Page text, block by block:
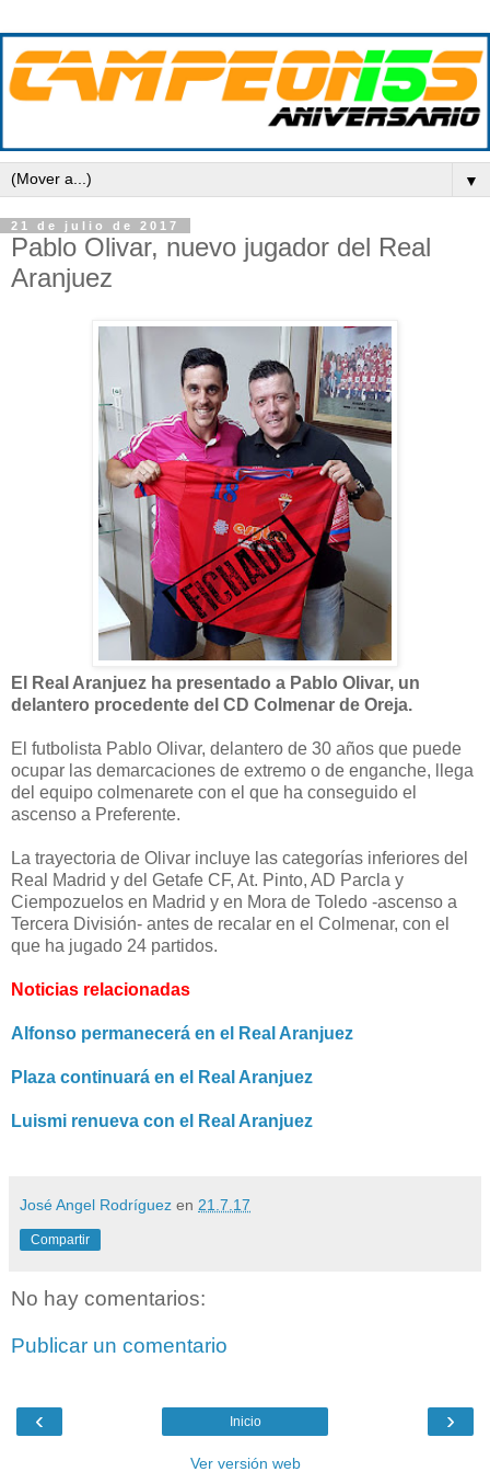
▼
21 de julio de 2017
Pablo Olivar, nuevo jugador del Real
Aranjuez
El Real Aranjuez ha presentado a Pablo Olivar, un
delantero procedente del CD Colmenar de Oreja.
El futbolista Pablo Olivar, delantero de 30 años que puede
ocupar las demarcaciones de extremo o de enganche, llega
del equipo colmenarete con el que ha conseguido el
ascenso a Preferente.
La trayectoria de Olivar incluye las categorías inferiores del
Real Madrid y del Getafe CF, At. Pinto, AD Parcla y
Ciempozuelos en Madrid y en Mora de Toledo -ascenso a
Tercera División- antes de recalar en el Colmenar, con el
que ha jugado 24 partidos.
Noticias relacionadas
Alfonso permanecerá en el Real Aranjuez
Plaza continuará en el Real Aranjuez
Luismi renueva con el Real Aranjuez
José Angel Rodríguez en 21.7.17
Compartir
No hay comentarios:
Publicar un comentario
‹ ›
Inicio
Ver versión web